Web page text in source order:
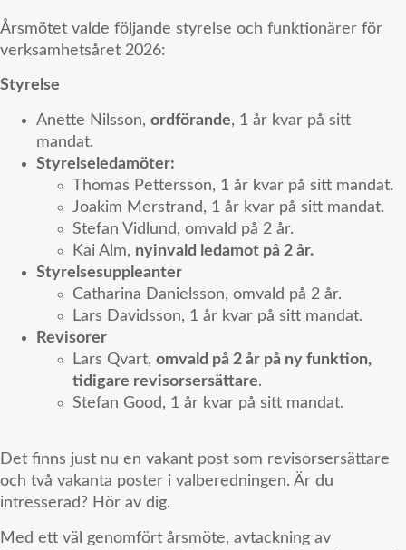
Årsmötet valde följande styrelse och funktionärer för
verksamhetsåret 2026:
Styrelse
Anette Nilsson, ordförande, 1 år kvar på sitt
mandat.
Styrelseledamöter:
Thomas Pettersson, 1 år kvar på sitt mandat.
Joakim Merstrand, 1 år kvar på sitt mandat.
Stefan Vidlund, omvald på 2 år.
Kai Alm, nyinvald ledamot på 2 år.
Styrelsesuppleanter
Catharina Danielsson, omvald på 2 år.
Lars Davidsson, 1 år kvar på sitt mandat.
Revisorer
Lars Qvart, omvald på 2 år på ny funktion,
tidigare revisorsersättare.
Stefan Good, 1 år kvar på sitt mandat.
Det finns just nu en vakant post som revisorsersättare
och två vakanta poster i valberedningen. Är du
intresserad? Hör av dig.
Med ett väl genomfört årsmöte, avtackning av